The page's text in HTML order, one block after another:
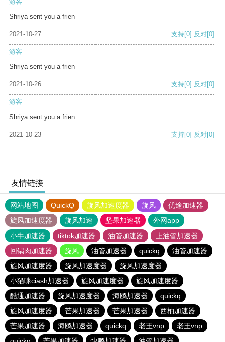
Shriya sent you a frien
2021-10-27 支持[0] 反对[0]
游客
Shriya sent you a frien
2021-10-26 支持[0] 反对[0]
游客
Shriya sent you a frien
2021-10-23 支持[0] 反对[0]
友情链接
网站地图 QuickQ 旋风加速度器 旋风
优途加速器
旋风加速度器
旋风加速 坚果加速器
外网app
小牛加速器
tiktok加速器 油管加速器
上油管加速器
回锅肉加速器
旋风 油管加速器 quickq
油管加速器
旋风加速度器
旋风加速度器
旋风加速度器
小猫咪ciash加速器
旋风加速度器
旋风加速度器
酷通加速器
旋风加速度器 海鸥加速器
quickq
旋风加速度器
芒果加速器 芒果加速器
西柚加速器
芒果加速器
海鸥加速器 quickq 老王vnp
老王vnp